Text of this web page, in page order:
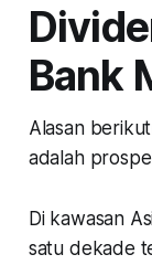
Bank
Alasan
adalah
Di kawasan
satu dekade